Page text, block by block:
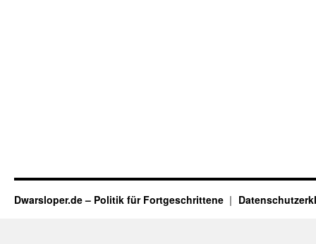
Dwarsloper.de – Politik für Fortgeschrittene